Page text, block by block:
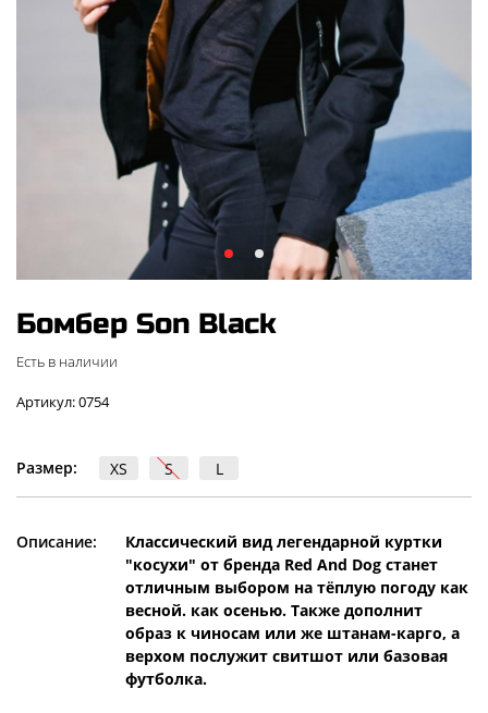
Бомбер Son Black
Есть в наличии
Артикул: 0754
Размер: XS S L
Описание:
Классический вид легендарной куртки
"косухи" от бренда Red And Dog станет
отличным выбором на тёплую погоду как
весной. как осенью. Также дополнит
образ к чиносам или же штанам-карго, а
верхом послужит свитшот или базовая
футболка.